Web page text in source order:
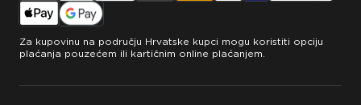
Za kupovinu na području Hrvatske kupci mogu koristiti opciju
plaćanja pouzećem ili kartičnim online plaćanjem.